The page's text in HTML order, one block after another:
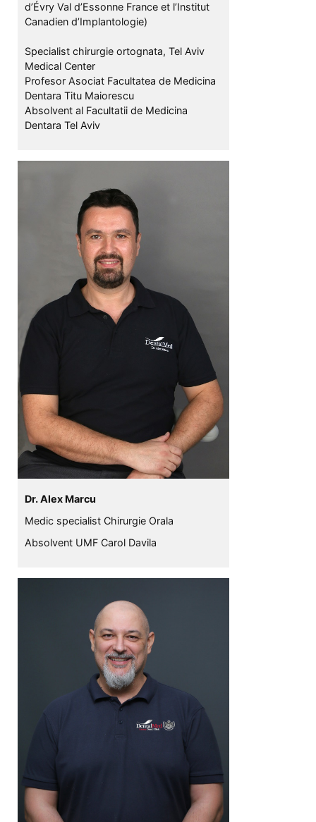
d’Évry Val d’Essonne France et l’Institut
Canadien d’Implantologie)
Specialist chirurgie ortognata, Tel Aviv
Medical Center
Profesor Asociat Facultatea de Medicina
Dentara Titu Maiorescu
Absolvent al Facultatii de Medicina
Dentara Tel Aviv
Dr. Alex Marcu
Medic specialist Chirurgie Orala
Absolvent UMF Carol Davila